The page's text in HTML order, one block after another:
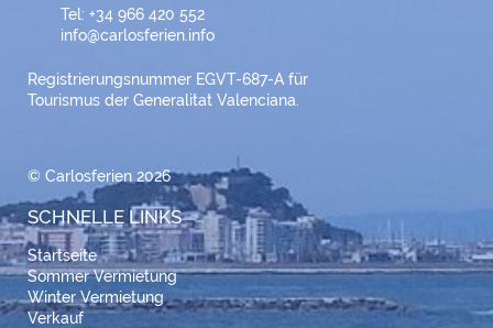
Tel: +34 966 420 552
info@carlosferien.info
Registrierungsnummer EGVT-687-A für
Tourismus der Generalitat Valenciana.
© Carlosferien 2026
SCHNELLE LINKS
Startseite
Sommer Vermietung
Winter Vermietung
Verkauf